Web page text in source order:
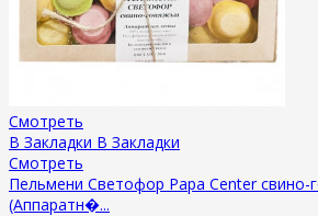
Смотреть
В Закладки В Закладки
Смотреть
Пельмени Светофор Papa Center свино-
(Аппаратн�...